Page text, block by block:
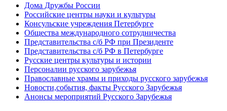
Дома Дружбы России
Российские центры науки и культуры
Консульские учреждения Петербурге
Общества международного сотрудничества
Представительства с/б РФ при Президенте
Представительства с/б РФ в Петербурге
Русские центры культуры и истории
Персоналии русского зарубежья
Православные храмы и приходы русского зарубежья
Новости,события, факты Русского Зарубежья
Анонсы мероприятий Русского Зарубежья